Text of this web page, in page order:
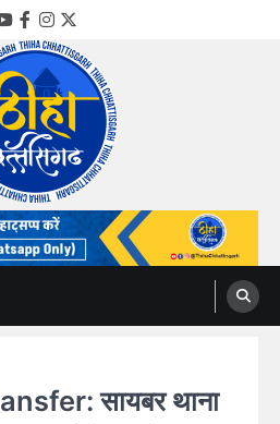
YouTube
Facebook
Instagram
Twitter
Chhattisgarh
जन के
सायबर थाना